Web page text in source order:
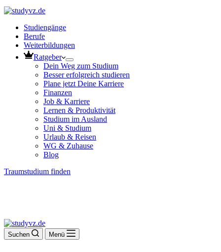
Studiengänge
Berufe
Weiterbildungen
Ratgeber
Dein Weg zum Studium
Besser erfolgreich studieren
Plane jetzt Deine Karriere
Finanzen
Job & Karriere
Lernen & Produktivität
Studium im Ausland
Uni & Studium
Urlaub & Reisen
WG & Zuhause
Blog
Traumstudium finden
Suchen Menü